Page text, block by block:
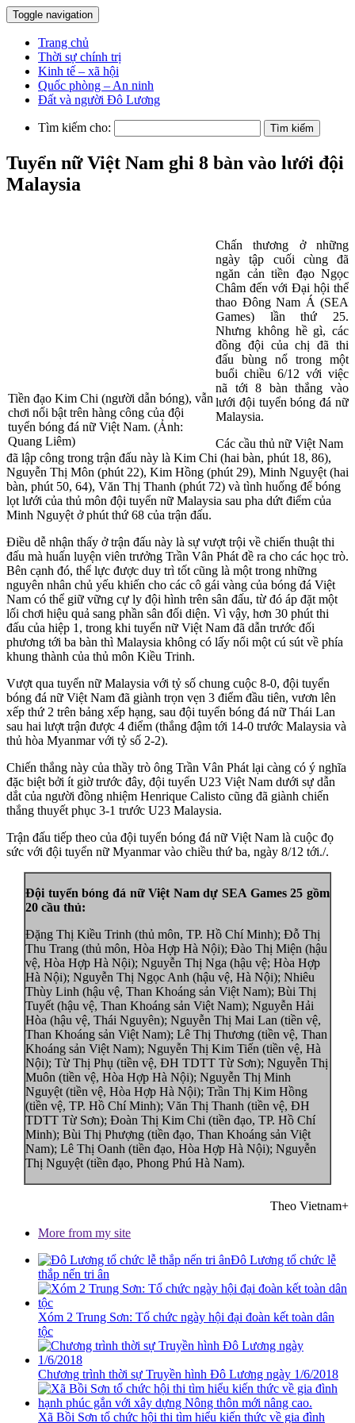
Toggle navigation
Trang chủ
Thời sự chính trị
Kinh tế – xã hội
Quốc phòng – An ninh
Đất và người Đô Lương
Tìm kiếm cho:
Tuyển nữ Việt Nam ghi 8 bàn vào lưới đội
Malaysia
Tiền đạo Kim Chi (người dẫn bóng), vẫn
chơi nổi bật trên hàng công của đội
tuyển bóng đá nữ Việt Nam. (Ảnh:
Quang Liêm)
Chấn thương ở những
ngày tập cuối cùng đã
ngăn cản tiền đạo Ngọc
Châm đến với Đại hội thể
thao Đông Nam Á (SEA
Games) lần thứ 25.
Nhưng không hề gì, các
đồng đội của chị đã thi
đấu bùng nổ trong một
buổi chiều 6/12 với việc
nã tới 8 bàn thắng vào
lưới đội tuyển bóng đá nữ
Malaysia.
Các cầu thủ nữ Việt Nam
đã lập công trong trận đấu này là Kim Chi (hai bàn, phút 18, 86),
Nguyễn Thị Môn (phút 22), Kim Hồng (phút 29), Minh Nguyệt (hai
bàn, phút 50, 64), Văn Thị Thanh (phút 72) và tình huống để bóng
lọt lưới của thủ môn đội tuyển nữ Malaysia sau pha dứt điểm của
Minh Nguyệt ở phút thứ 68 của trận đấu.
Điều dễ nhận thấy ở trận đấu này là sự vượt trội về chiến thuật thi
đấu mà huấn luyện viên trưởng Trần Vân Phát đề ra cho các học trò.
Bên cạnh đó, thể lực được duy trì tốt cũng là một trong những
nguyên nhân chủ yếu khiến cho các cô gái vàng của bóng đá Việt
Nam có thể giữ vững cự ly đội hình trên sân đấu, từ đó áp đặt một
lối chơi hiệu quả sang phần sân đối diện. Vì vậy, hơn 30 phút thi
đấu của hiệp 1, trong khi tuyển nữ Việt Nam đã dẫn trước đối
phương tới ba bàn thì Malaysia không có lấy nổi một cú sút về phía
khung thành của thủ môn Kiều Trinh.
Vượt qua tuyển nữ Malaysia với tỷ số chung cuộc 8-0, đội tuyển
bóng đá nữ Việt Nam đã giành trọn vẹn 3 điểm đầu tiên, vươn lên
xếp thứ 2 trên bảng xếp hạng, sau đội tuyển bóng đá nữ Thái Lan
sau hai lượt trận được 4 điểm (thắng đậm tới 14-0 trước Malaysia và
thủ hòa Myanmar với tỷ số 2-2).
Chiến thắng này của thầy trò ông Trần Vân Phát lại càng có ý nghĩa
đặc biệt bởi ít giờ trước đây, đội tuyển U23 Việt Nam dưới sự dẫn
dắt của người đồng nhiệm Henrique Calisto cũng đã giành chiến
thắng thuyết phục 3-1 trước U23 Malaysia.
Trận đấu tiếp theo của đội tuyển bóng đá nữ Việt Nam là cuộc đọ
sức với đội tuyển nữ Myanmar vào chiều thứ ba, ngày 8/12 tới./.
Đội tuyển bóng đá nữ Việt Nam dự SEA Games 25 gồm
20 cầu thủ:
Đặng Thị Kiều Trinh (thủ môn, TP. Hồ Chí Minh); Đỗ Thị
Thu Trang (thủ môn, Hòa Hợp Hà Nội); Đào Thị Miện (hậu
vệ, Hòa Hợp Hà Nội); Nguyễn Thị Nga (hậu vệ; Hòa Hợp
Hà Nội); Nguyễn Thị Ngọc Anh (hậu vệ, Hà Nội); Nhiêu
Thùy Linh (hậu vệ, Than Khoáng sản Việt Nam); Bùi Thị
Tuyết (hậu vệ, Than Khoáng sản Việt Nam); Nguyễn Hải
Hòa (hậu vệ, Thái Nguyên); Nguyễn Thị Mai Lan (tiền vệ,
Than Khoáng sản Việt Nam); Lê Thị Thương (tiền vệ, Than
Khoáng sản Việt Nam); Nguyễn Thị Kim Tiến (tiền vệ, Hà
Nội); Từ Thị Phụ (tiền vệ, ĐH TDTT Từ Sơn); Nguyễn Thị
Muôn (tiền vệ, Hòa Hợp Hà Nội); Nguyễn Thị Minh
Nguyệt (tiền vệ, Hòa Hợp Hà Nội); Trần Thị Kim Hồng
(tiền vệ, TP. Hồ Chí Minh); Văn Thị Thanh (tiền vệ, ĐH
TDTT Từ Sơn); Đoàn Thị Kim Chi (tiền đạo, TP. Hồ Chí
Minh); Bùi Thị Phượng (tiền đạo, Than Khoáng sản Việt
Nam); Lê Thị Oanh (tiền đạo, Hòa Hợp Hà Nội); Nguyễn
Thị Nguyệt (tiền đạo, Phong Phú Hà Nam).
Theo Vietnam+
More from my site
Đô Lương tổ chức lễ
thắp nến tri ân
Xóm 2 Trung Sơn: Tổ chức ngày hội đại đoàn kết toàn dân
tộc
Chương trình thời sự Truyền hình Đô Lương ngày 1/6/2018
Xã Bồi Sơn tổ chức hội thi tìm hiểu kiến thức về gia đình